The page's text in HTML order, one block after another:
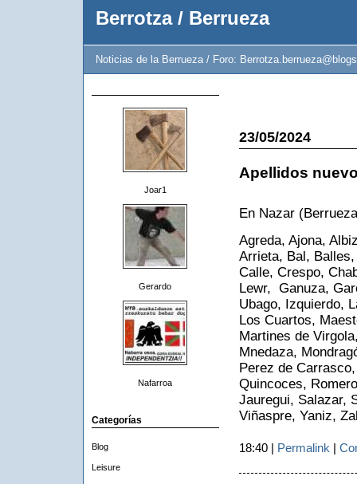
Berrotza / Berrueza
Noticias de la Berrueza / Foro:
Joar1
Gerardo
Nafarroa
Categorías
Blog
Leisure
23/05/2024
Apellidos
En Nazar
Agreda, Ajona,
Arrieta, Bal,
Calle, Crespo,
Lewr, Ganuza,
Ubago, Izquierdo,
Los Cuartos,
Martines de
Mnedaza,
Perez de
Quincoces,
Jauregui, Salazar,
Viñaspre, Yaniz,
18:40 | Permalink |